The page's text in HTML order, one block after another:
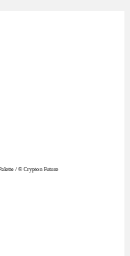
/ © Crypton Future